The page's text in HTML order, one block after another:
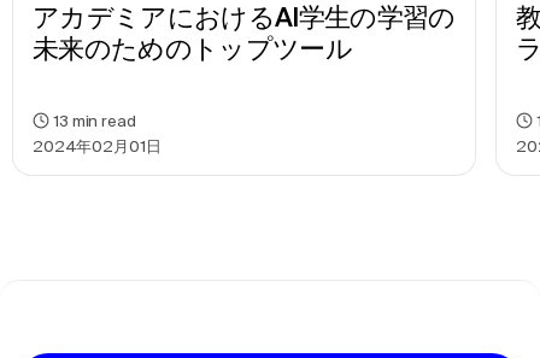
アカデミアにおけるAI学生の学習の
未来のためのトップツール
2024年02月01日
13 min read